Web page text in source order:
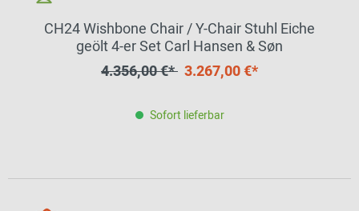
CH24 Wishbone Chair / Y-Chair Stuhl Eiche
geölt 4-er Set Carl Hansen & Søn
4.356,00 €* 3.267,00 €*
Sofort lieferbar